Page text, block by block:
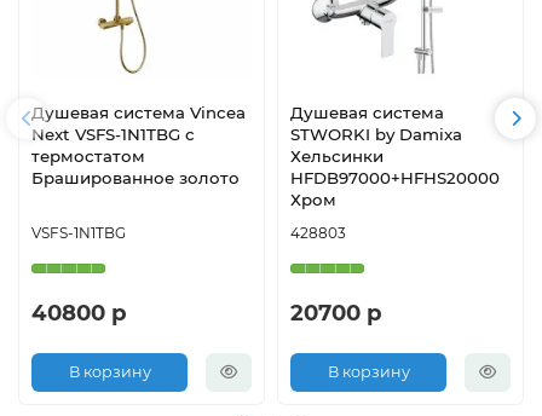
Душевая система Vincea
Next VSFS-1N1TBG с
термостатом
Брашированное золото
VSFS-1N1TBG
40800 р
В корзину
Душевая система
STWORKI by Damixa
Хельсинки
HFDB97000+HFHS20000
Хром
428803
20700 р
В корзину